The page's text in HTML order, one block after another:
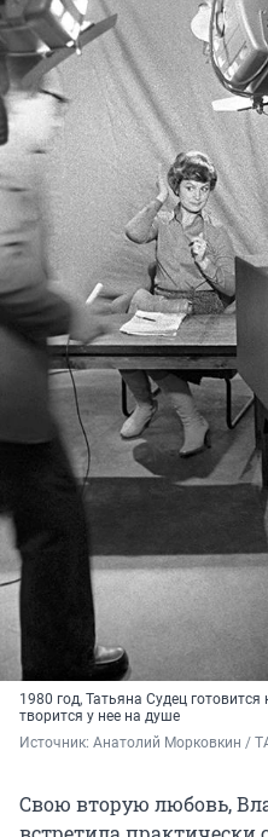
1980 год, Татьяна Судец
творится у нее на душе
Источник: Анатолий Морковкин /
Свою вторую любовь,